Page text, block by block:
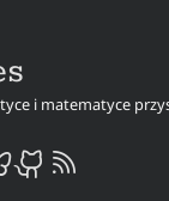
i matematyce